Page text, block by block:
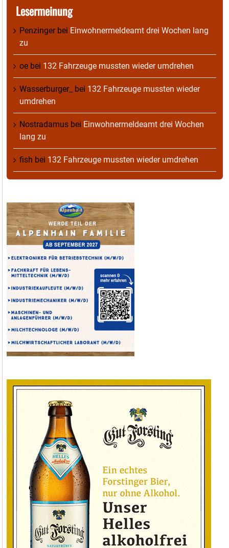
Lesermeinung
Penzingerbei Einwohnermeldeamt drei Wochen lang
zu
oe bei 132 Fahrzeuge mussten wieder umdrehen
Wasserburger_ bei 132 Fahrzeuge mussten wieder
umdrehen
Nostradamus bei Einwohnermeldeamt drei Wochen
lang zu
fish bei 132 Fahrzeuge mussten wieder umdrehen